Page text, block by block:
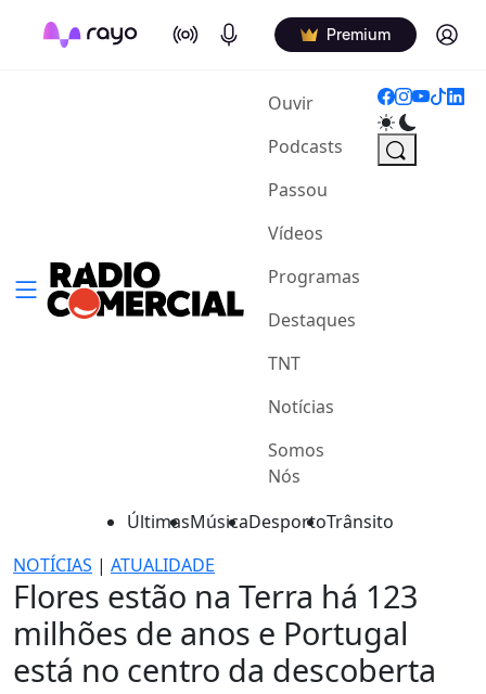
On Air Podcasts Premium Log in
Ouvir(current)
Podcasts
Passou
Vídeos
Programas
Destaques
TNT
Notícias
Somos
Nós
ÚltimasMúsicaDesportoTrânsito
NOTÍCIAS | ATUALIDADE
Flores estão na Terra há 123
milhões de anos e Portugal
está no centro da descoberta